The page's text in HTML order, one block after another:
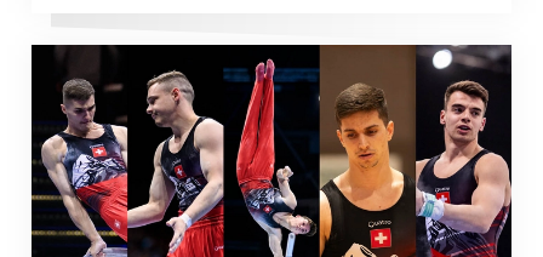
Männer-Team für die EM in Zagreb nominiert